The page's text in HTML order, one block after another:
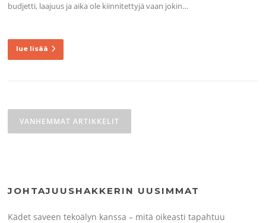
budjetti, laajuus ja aika ole kiinnitettyjä vaan jokin…
lue lisää
selaus
VANHEMMAT ARTIKKELIT
JOHTAJUUSHAKKERIN UUSIMMAT
Kädet saveen tekoälyn kanssa – mitä oikeasti tapahtuu